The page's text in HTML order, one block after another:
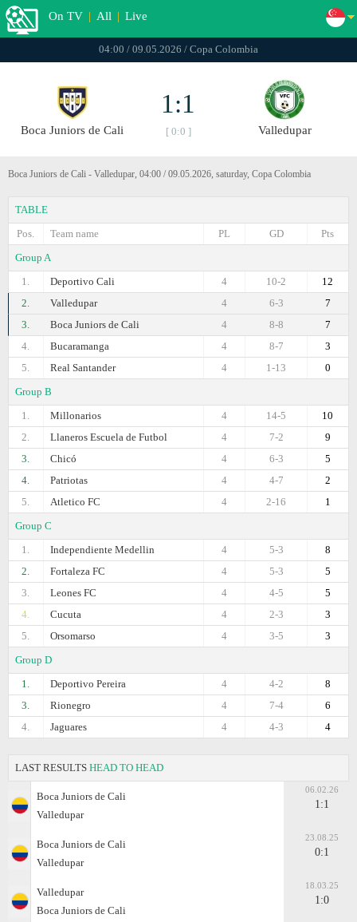
On TV | All | Live
04:00 / 09.05.2026 / Copa Colombia
Boca Juniors de Cali
1:1
[ 0:0 ] Valledupar
Boca Juniors de Cali - Valledupar, 04:00 / 09.05.2026, saturday, Copa Colombia
TABLE
Pos.
Team name Pts
GD
PL
Group A
1.
Deportivo Cali 12
10-2
4
2.
Valledupar 7
6-3
4
3.
Boca Juniors de Cali 7
8-8
4
4.
Bucaramanga 3
8-7
4
5.
Real Santander 0
1-13
4
Group B
1.
Millonarios 10
14-5
4
2.
Llaneros Escuela de Futbol 9
7-2
4
3.
Chicó 5
6-3
4
4.
Patriotas 2
4-7
4
5.
Atletico FC 1
2-16
4
Group C
1.
Independiente Medellin 8
5-3
4
2.
Fortaleza FC 5
5-3
4
3.
Leones FC 5
4-5
4
4.
Cucuta 3
2-3
4
5.
Orsomarso 3
3-5
4
Group D
1.
Deportivo Pereira 8
4-2
4
3.
Rionegro 6
7-4
4
4.
Jaguares 4
4-3
4
LAST RESULTS HEAD TO HEAD
Boca Juniors de Cali
Valledupar
06.02.26
1:1
Boca Juniors de Cali
Valledupar
23.08.25
0:1
Valledupar
Boca Juniors de Cali
18.03.25
1:0